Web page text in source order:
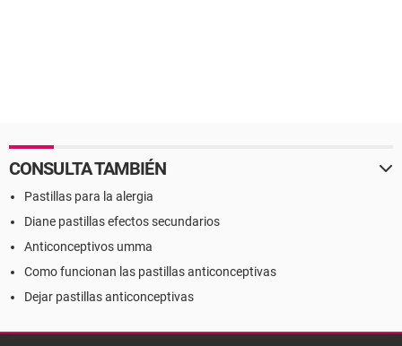
CONSULTA TAMBIÉN
Pastillas para la alergia
Diane pastillas efectos secundarios
Anticonceptivos umma
Como funcionan las pastillas anticonceptivas
Dejar pastillas anticonceptivas